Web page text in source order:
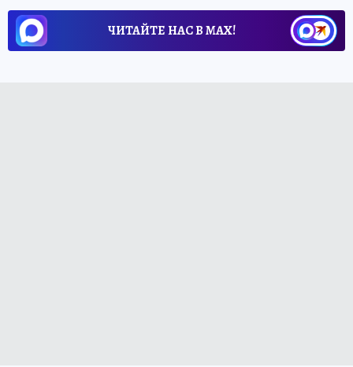
ЧИТАЙТЕ НАС В МАХ!